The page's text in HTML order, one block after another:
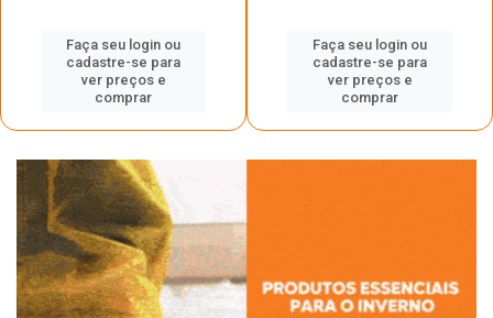
Faça seu login ou
cadastre-se para
ver preços e
comprar
Faça seu login ou
cadastre-se para
ver preços e
comprar